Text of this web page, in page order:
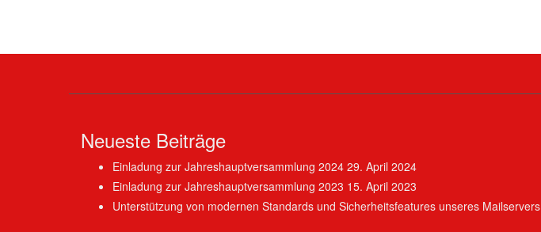
Neueste Beiträge
Einladung zur Jahreshauptversammlung 2024 29. April 2024
Einladung zur Jahreshauptversammlung 2023 15. April 2023
Unterstützung von modernen Standards und Sicherheitsfeatures unseres Mailservers